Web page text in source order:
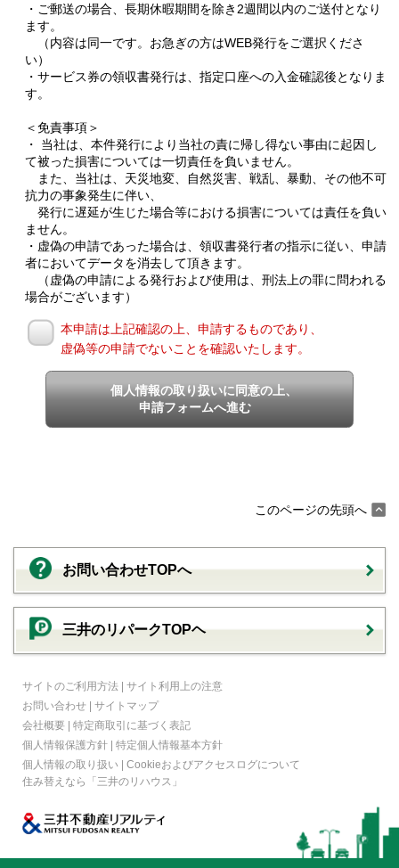
・ご郵送の場合、長期休暇期間を除き2週間以内のご送付となり
ます。
（内容は同一です。お急ぎの方はWEB発行をご選択くださ
い）
・サービス券の領収書発行は、指定口座への入金確認後となりま
す。
＜免責事項＞
・ 当社は、本件発行により当社の責に帰し得ない事由に起因し
て被った損害については一切責任を負いません。
また、当社は、天災地変、自然災害、戦乱、暴動、その他不可
抗力の事象発生に伴い、
発行に遅延が生じた場合等における損害については責任を負い
ません。
・虚偽の申請であった場合は、領収書発行者の指示に従い、申請
者においてデータを消去して頂きます。
（虚偽の申請による発行および使用は、刑法上の罪に問われる
場合がございます）
本申請は上記確認の上、申請するものであり、
虚偽等の申請でないことを確認いたします。
個人情報の取り扱いに同意の上、
申請フォームへ進む
このページの先頭へ
お問い合わせTOPへ
三井のリパークTOPヘ
サイトのご利用方法 | サイト利用上の注意
お問い合わせ | サイトマップ
会社概要 | 特定商取引に基づく表記
個人情報保護方針 | 特定個人情報基本方針
個人情報の取り扱い | Cookieおよびアクセスログについて
住み替えなら
「三井のリハウス」